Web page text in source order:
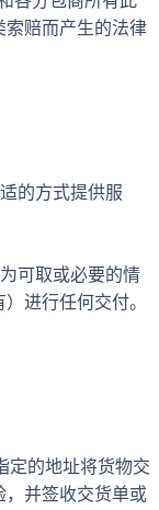
索赔而产生的法律
的方式提供服
可取或必要的情
进行任何交付。
定的地址将货物交
，并签收交货单或